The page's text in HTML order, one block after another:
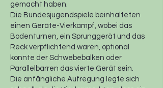
gemacht haben.
Die Bundesjugendspiele beinhalteten
einen Geräte-Vierkampf, wobei das
Bodenturnen, ein Sprunggerät und das
Reck verpflichtend waren, optional
konnte der Schwebebalken oder
Parallelbarren das vierte Gerät sein.
Die anfängliche Aufregung legte sich